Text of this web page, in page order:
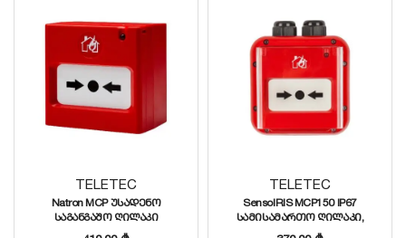
TELETEC
Natron MCP უსადენო
საგანგაშო ღილაკი
TELETEC
SensoIRIS MCP150 IP67
სამისამართო ღილაკი,
იზოლატორით, ხუფით